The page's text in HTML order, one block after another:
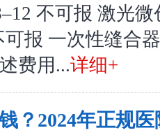
不可报 激光微
报 一次性缝合
费用...详细+
？2024年正规